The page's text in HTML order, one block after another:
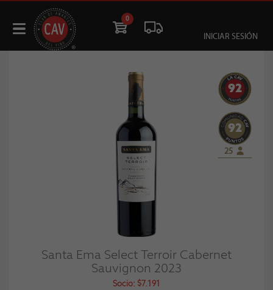
0
INICIAR SESIÓN
92
92
25
Santa Ema Select Terroir Cabernet
Sauvignon 2023
Socio: $7.191